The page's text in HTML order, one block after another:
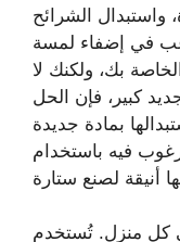
واستبدال الشرائح
في إضفاء لمسة
بك، ولكنك لا
كبير، فإن الحل
بمادة جديدة
فيه باستخدام
كل منزل. تُستخدم